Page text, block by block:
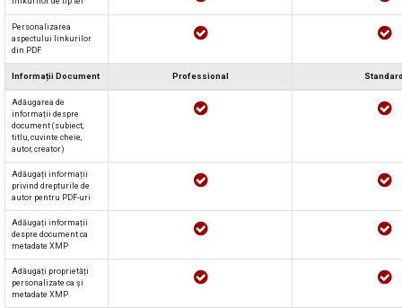
Personalizarea
aspectului linkurilor
din PDF
Informații Document Professional
Adăugarea de
informații despre
document (subiect,
titlu, cuvinte cheie,
autor, creator)
Adăugați informații
privind drepturile de
autor pentru PDF-uri
Adăugați informații
despre document ca
metadate XMP
Adăugați proprietăți
personalizate ca și
metadate XMP